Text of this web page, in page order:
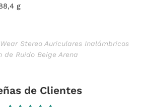
g
Stereo Auriculares Inalámbricos
de Ruido Beige Arena
de Clientes